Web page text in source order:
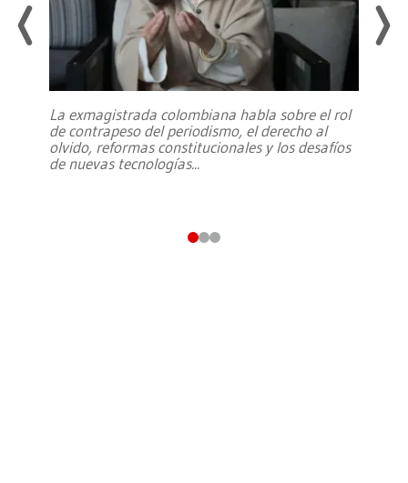
La exmagistrada colombiana habla sobre el rol
de contrapeso del periodismo, el derecho al
olvido, reformas constitucionales y los desafíos
de nuevas tecnologías...